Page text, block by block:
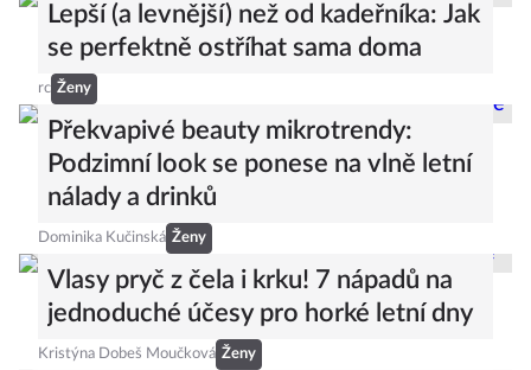
Lepší (a levnější) než od kadeřníka: Jak
se perfektně ostříhat sama doma
rc Ženy
Překvapivé beauty mikrotrendy:
Podzimní look se ponese na vlně letní
nálady a drinků
Dominika Kučinská Ženy
Vlasy pryč z čela i krku! 7 nápadů na
jednoduché účesy pro horké letní dny
Kristýna Dobeš Moučková Ženy